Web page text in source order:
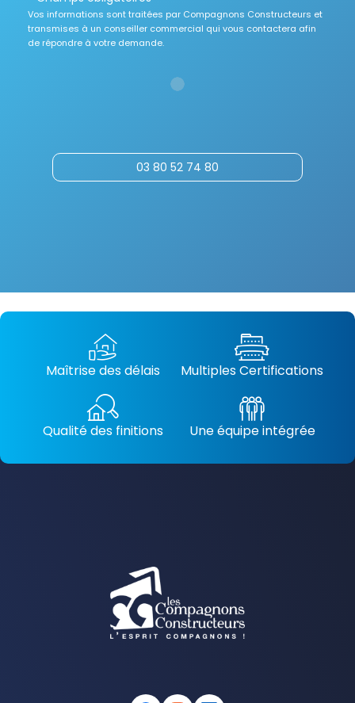
Vos informations sont traitées par Compagnons Constructeurs et
transmises à un conseiller commercial qui vous contactera afin
de répondre à votre demande.
03 80 52 74 80
Maîtrise des délais Multiples Certifications
Qualité des finitions Une équipe intégrée